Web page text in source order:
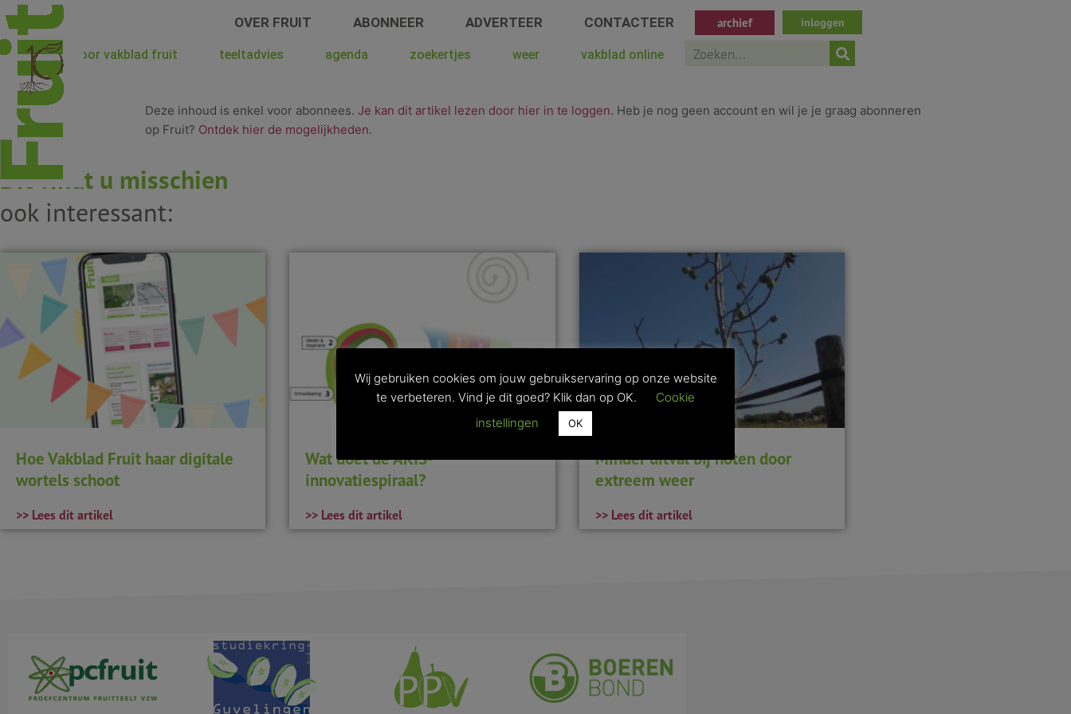
Spring
naar
de
inhoud
OVER FRUIT ABONNEER ADVERTEER CONTACTEER archief inloggen
hoera voor vakblad fruit teeltadvies agenda zoekertjes weer vakblad online Search
Deze inhoud is enkel voor abonnees. Je kan dit artikel lezen door hier in te loggen. Heb je nog geen account en wil je je graag abonneren
op Fruit? Ontdek hier de mogelijkheden.
Dit vindt u misschien
ook interessant:
Hoe Vakblad Fruit haar digitale
wortels schoot
>> Lees dit artikel
Wat doet de AKIS-
innovatiespiraal?
>> Lees dit artikel
Minder uitval bij noten door
extreem weer
>> Lees dit artikel
Wij gebruiken cookies om jouw gebruikservaring op onze website
te verbeteren. Vind je dit goed? Klik dan op OK.
Cookie
instellingen
OK